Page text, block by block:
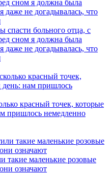
спасти больного отца, с
сном я должна была
даже не догадывалась, что
красный точек, которые
пришлось немедленно
такие маленькие розовые
означают